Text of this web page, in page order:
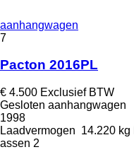
aanhangwagen
7
Pacton 2016PL
€ 4.500 Exclusief BTW
Gesloten aanhangwagen
1998
Laadvermogen 14.220 kg
assen 2